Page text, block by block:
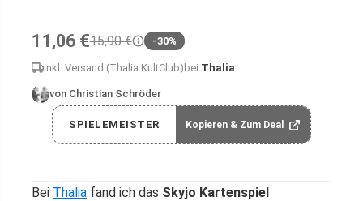
11,06 €15,90 € -30%
inkl. Versand (Thalia KultClub) bei Thalia
von Christian Schröder
SPIELEMEISTER Kopieren & Zum Deal
Bei Thalia fand ich das Skyjo Kartenspiel